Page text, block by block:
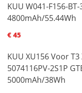
KUU W041-F156-
4800mAh/55.44Wh
€ 45
KUU XU156 Voor T3
5074116PV-2S1P
5000mAh/38Wh